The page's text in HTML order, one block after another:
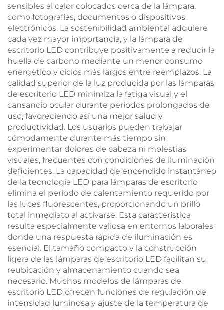
sensibles al calor colocados cerca de la lámpara,
como fotografías, documentos o dispositivos
electrónicos. La sostenibilidad ambiental adquiere
cada vez mayor importancia, y la lámpara de
escritorio LED contribuye positivamente a reducir la
huella de carbono mediante un menor consumo
energético y ciclos más largos entre reemplazos. La
calidad superior de la luz producida por las lámparas
de escritorio LED minimiza la fatiga visual y el
cansancio ocular durante periodos prolongados de
uso, favoreciendo así una mejor salud y
productividad. Los usuarios pueden trabajar
cómodamente durante más tiempo sin
experimentar dolores de cabeza ni molestias
visuales, frecuentes con condiciones de iluminación
deficientes. La capacidad de encendido instantáneo
de la tecnología LED para lámparas de escritorio
elimina el periodo de calentamiento requerido por
las luces fluorescentes, proporcionando un brillo
total inmediato al activarse. Esta característica
resulta especialmente valiosa en entornos laborales
donde una respuesta rápida de iluminación es
esencial. El tamaño compacto y la construcción
ligera de las lámparas de escritorio LED facilitan su
reubicación y almacenamiento cuando sea
necesario. Muchos modelos de lámparas de
escritorio LED ofrecen funciones de regulación de
intensidad luminosa y ajuste de la temperatura de